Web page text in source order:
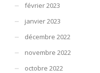
février 2023
janvier 2023
décembre 2022
novembre 2022
octobre 2022